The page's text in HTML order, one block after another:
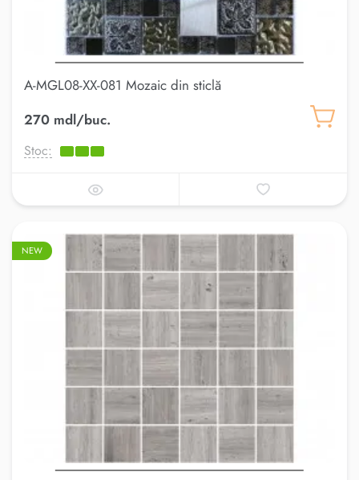
A-MGL08-XX-081 Mozaic din sticlă
270 mdl/buc.
Stoc:
NEW